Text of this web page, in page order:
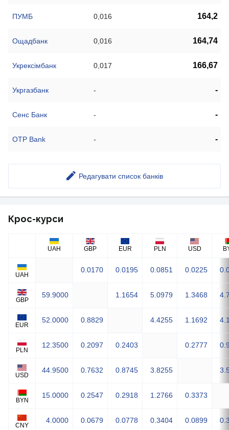
ПУМБ 0,016 164,2
Ощадбанк 0,016 164,74
Укрексімбанк 0,017 166,67
Укргазбанк - -
Сенс Банк - -
OTP Bank - -
Редагувати список банків
Крос-курси
UAH GBP EUR PLN USD
UAH
0.0170 0.0195 0.0851 0.0225
GBP
59.9000 1.1654 5.0979 1.3468
EUR
52.0000 0.8829 4.4255 1.1692
PLN
12.3500 0.2097 0.2403 0.2777
USD
44.9500 0.7632 0.8745 3.8255
BYN
15.0000 0.2547 0.2918 1.2766 0.3373
CNY
4.0000 0.0679 0.0778 0.3404 0.0899